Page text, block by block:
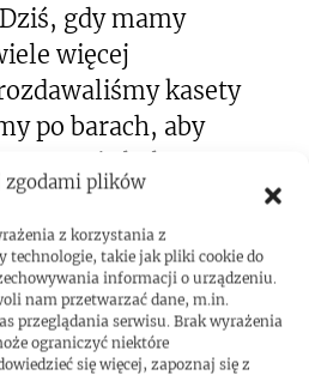
zgodami plików
z korzystania z
technologie, takie jak pliki cookie do
informacji o urządzeniu.
nam przetwarzać dane, m.in.
przeglądania serwisu. Brak wyrażenia
ograniczyć niektóre
się więcej, zapoznaj się z
gdy mamy
więcej
kasety
po barach, aby
Nie było to
dopiero pojechanie w
inaczej.
Kanady na